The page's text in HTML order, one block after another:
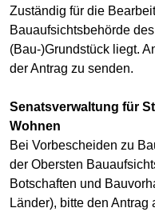
Zuständig für die
Bauaufsichtsbehörde
(Bau-)Grundstück liegt.
der Antrag zu senden.
Senatsverwaltung für
Wohnen
Bei Vorbescheiden zu
der Obersten
Botschaften und
Länder), bitte den